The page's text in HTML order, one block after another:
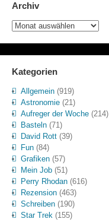
Archiv
Archiv
Kategorien
Allgemein(919)
Astronomie(21)
Aufreger der Woche(214)
Basteln(71)
David Rott(39)
Fun(84)
Grafiken(57)
Mein Job(51)
Perry Rhodan(616)
Rezension(463)
Schreiben(190)
Star Trek (155)